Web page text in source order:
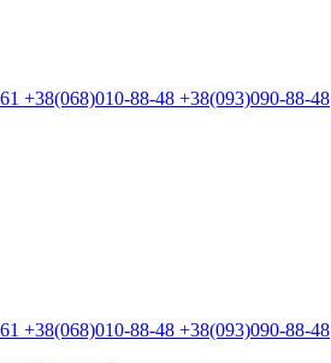
+38(068)010-88-48 +38(093)090-88-48
+38(068)010-88-48 +38(093)090-88-48